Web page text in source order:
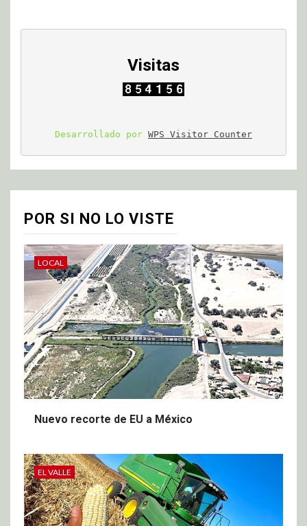
Visitas
Desarrollado por WPS Visitor Counter
POR SI NO LO VISTE
LOCAL
Nuevo recorte de EU a México
EL VALLE